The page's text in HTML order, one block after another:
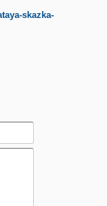
skazka-